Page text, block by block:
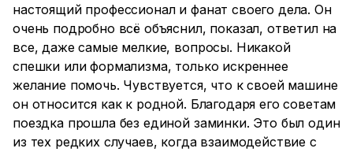
настоящий профессионал и фанат своего дела. Он
очень подробно всё объяснил, показал, ответил на
все, даже самые мелкие, вопросы. Никакой
спешки или формализма, только искреннее
желание помочь. Чувствуется, что к своей машине
он относится как к родной. Благодаря его советам
поездка прошла без единой заминки. Это был один
из тех редких случаев, когда взаимодействие с